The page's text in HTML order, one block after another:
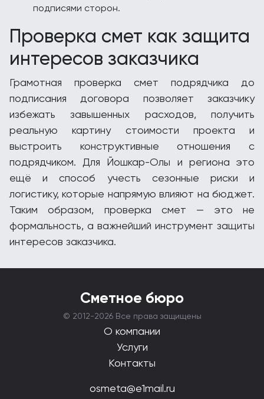
подписями сторон.
Проверка смет как защита
интересов заказчика
Грамотная проверка смет подрядчика до
подписания договора позволяет заказчику
избежать завышенных расходов, получить
реальную картину стоимости проекта и
выстроить конструктивные отношения с
подрядчиком. Для Йошкар-Олы и региона это
ещё и способ учесть сезонные риски и
логистику, которые напрямую влияют на бюджет.
Таким образом, проверка смет — это не
формальность, а важнейший инструмент защиты
интересов заказчика.
Сметное бюро
© 2012-2026 Все права защищены
О компании
Услуги
Контакты
osmeta@e1mail.ru